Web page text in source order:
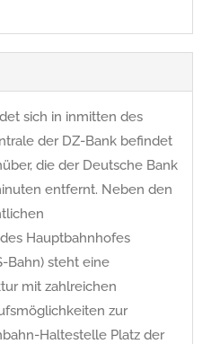
sich in inmitten des
der DZ-Bank befindet
die der Deutsche Bank
entfernt. Neben den
Hauptbahnhofes
Bahn) steht eine
mit zahlreichen
zur
Haltestelle Platz der